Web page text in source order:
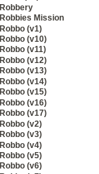
Robbery
Robbies Mission
Robbo (v1)
Robbo (v10)
Robbo (v11)
Robbo (v12)
Robbo (v13)
Robbo (v14)
Robbo (v15)
Robbo (v16)
Robbo (v17)
Robbo (v2)
Robbo (v3)
Robbo (v4)
Robbo (v5)
Robbo (v6)